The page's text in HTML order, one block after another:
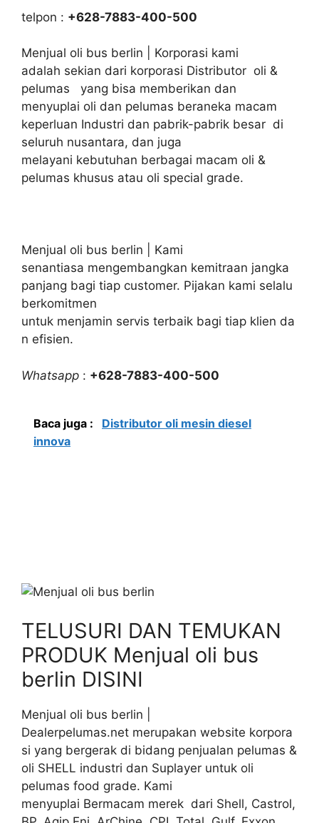
telpon : +628-7883-400-500
Menjual oli bus berlin | Korporasi kami
adalah sekian dari korporasi Distributor oli &
pelumas yang bisa memberikan dan
menyuplai oli dan pelumas beraneka macam
keperluan Industri dan pabrik-pabrik besar di
seluruh nusantara, dan juga
melayani kebutuhan berbagai macam oli &
pelumas khusus atau oli special grade.
Menjual oli bus berlin | Kami
senantiasa mengembangkan kemitraan jangka
panjang bagi tiap customer. Pijakan kami selalu
berkomitmen
untuk menjamin servis terbaik bagi tiap klien da
n efisien.
Whatsapp : +628-7883-400-500
Baca juga :
Distributor oli mesin diesel
innova
TELUSURI DAN TEMUKAN
PRODUK Menjual oli bus
berlin DISINI
Menjual oli bus berlin |
Dealerpelumas.net merupakan website korpora
si yang bergerak di bidang penjualan pelumas &
oli SHELL industri dan Suplayer untuk oli
pelumas food grade. Kami
menyuplai Bermacam merek dari Shell, Castrol,